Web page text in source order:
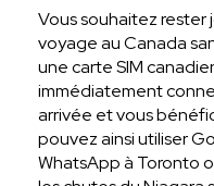
Vous souhaitez
voyage au Canada
une carte SIM
immédiatement
arrivée et vous
pouvez ainsi utiliser
WhatsApp à Toronto